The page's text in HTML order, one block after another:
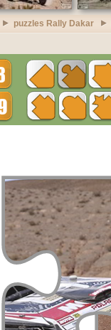
puzzles Rally Dakar